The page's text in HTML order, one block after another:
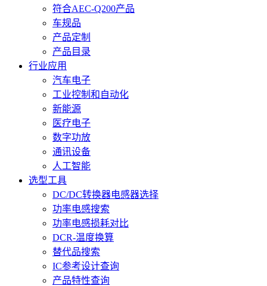
符合AEC-Q200产品
车规品
产品定制
产品目录
行业应用
汽车电子
工业控制和自动化
新能源
医疗电子
数字功放
通讯设备
人工智能
选型工具
DC/DC转换器电感器选择
功率电感搜索
功率电感损耗对比
DCR-温度换算
替代品搜索
IC参考设计查询
产品特性查询